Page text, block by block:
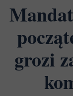
grozi